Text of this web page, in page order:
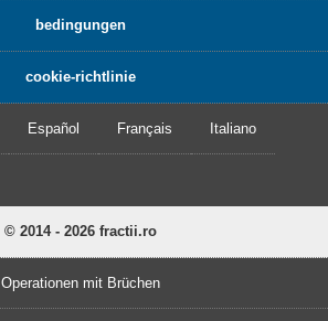
bedingungen
cookie-richtlinie
Español Français Italiano
© 2014 - 2026 fractii.ro
Operationen mit Brüchen